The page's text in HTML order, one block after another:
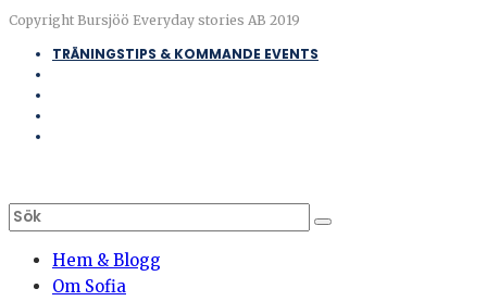
Copyright Bursjöö Everyday stories AB 2019
TRÄNINGSTIPS & KOMMANDE EVENTS
Hem & Blogg
Om Sofia